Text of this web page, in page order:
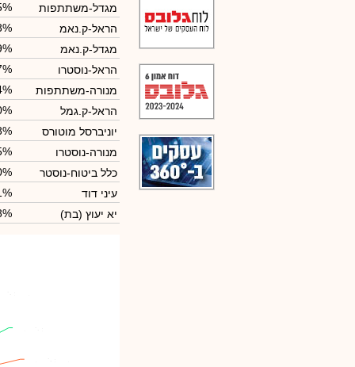
מגדל-משתתפות
הראל-ק.נאמ
מגדל-ק.נאמ
הראל-נוסטרו
מנורה-משתתפות
הראל-ק.גמל
יוניברסל מוטורס
מנורה-נוסטרו
כלל ביטוח-נוסטר
עיני דוד
יא יעוץ (בת)